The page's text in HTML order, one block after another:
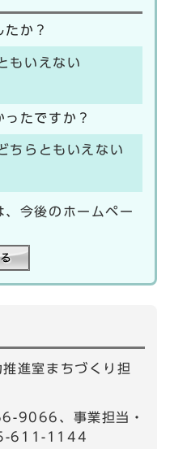
か？
もいえない
たですか？
ちらともいえない
、今後のホームペー
進室まちづくり担
9066、事業担当・
611-1144